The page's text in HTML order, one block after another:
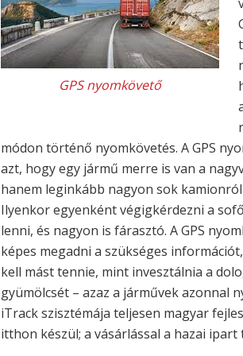
GPS nyomkövető
módon történő nyomkövetés. A GPS
azt, hogy egy jármű merre is van a
hanem leginkább nagyon sok
Ilyenkor egyenként végigkérdezni a
lenni, és nagyon is fárasztó. A GPS
képes megadni a szükséges
kell mást tennie, mint invesztálnia a
gyümölcsét – azaz a járművek azonnal
iTrack szisztémája teljesen magyar
itthon készül; a vásárlással a hazai ipart